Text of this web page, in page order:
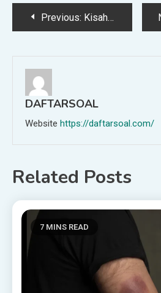
PostPrevious: Kisah Kelahiran Rasulullah SAW & Kenapa Abdul Muttalib Beri Nama ‘Muhammad’ Kepada Baginda
DAFTARSOAL
Website https://daftarsoal.com/
Related Posts
7 MINS READ